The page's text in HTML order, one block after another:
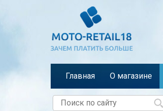
Главная О магазине